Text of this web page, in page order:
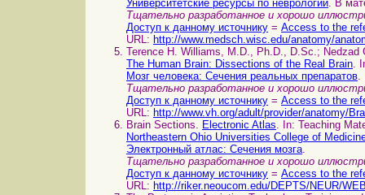
Университетские ресурсы по неврологии. В
Тщательно разработанное и хорошо
Доступ к данному источнику = Access to the
URL: http://www.medsch.wisc.edu/anatomy/
Terence H. Williams, M.D., Ph.D., D.Sc.;
The Human Brain: Dissections of the Real Brain.
Мозг человека: Сечения реальных препаратов.
Тщательно разработанное и хорошо
Доступ к данному источнику = Access to the
URL: http://www.vh.org/adult/provider/anatomy/
Brain Sections. Electronic Atlas. In: Teaching
Northeastern Ohio Universities College of
Электронный атлас: Сечения мозга.
Тщательно разработанное и хорошо
Доступ к данному источнику = Access to the
URL: http://riker.neoucom.edu/DEPTS/NEUR/